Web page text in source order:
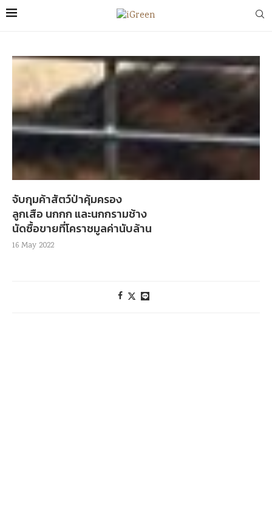
จับกุมค้าสัตว์ป่าคุ้มครอง
ลูกเสือ นกกก และนกกรามช้าง
นัดซื้อขายที่โคราชมูลค่านับล้าน
16 May 2022